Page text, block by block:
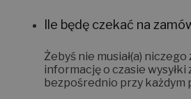
Ile będę czekać na
Żebyś nie musiał(a) niczego
informację o czasie wysyłki
bezpośrednio przy każdym